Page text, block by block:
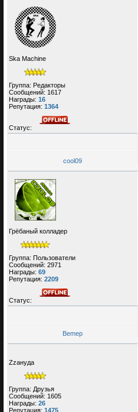
Ska Machine
Группа: Редакторы
Сообщений: 1617
Награды: 16
Репутация: 1364
Статус:
cool09
Грёбаный колладер
Группа: Пользователи
Сообщений: 2971
Награды: 69
Репутация: 2209
Статус:
Bemep
Zzануда
Группа: Друзья
Сообщений: 1605
Награды: 26
Репутация: 1475